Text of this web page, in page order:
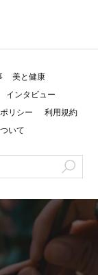
美と健康
インタビュー
リシー
利用規約
いて